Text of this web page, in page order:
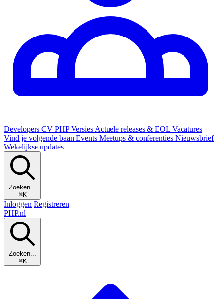
Developers CV PHP Versies Actuele releases & EOL Vacatures
Vind je volgende baan Events Meetups & conferenties Nieuwsbrief
Wekelijkse updates
Zoeken...
⌘K
Inloggen Registreren
PHP.nl
Zoeken...
⌘K